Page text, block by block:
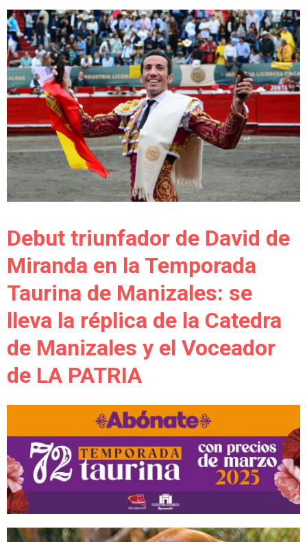
Debut triunfador de David de
Miranda en la Temporada
Taurina de Manizales: se
lleva la réplica de la Catedra
de Manizales y el Voceador
de LA PATRIA